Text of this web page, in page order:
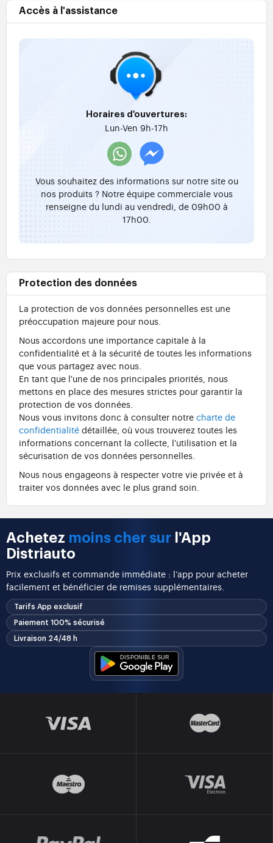
Accès à l'assistance
Horaires d'ouvertures:
Lun-Ven 9h-17h
Vous souhaitez des informations sur notre site ou
nos produits ? Notre équipe commerciale vous
renseigne du lundi au vendredi, de 09h00 à
17h00.
Protection des données
La protection de vos données personnelles est une
préoccupation majeure pour nous.
Nous accordons une importance capitale à la
confidentialité et à la sécurité de toutes les informations
que vous partagez avec nous.
En tant que l'une de nos principales priorités, nous
mettons en place des mesures strictes pour garantir la
protection de vos données.
Nous vous invitons donc à consulter notre charte de
confidentialité détaillée, où vous trouverez toutes les
informations concernant la collecte, l'utilisation et la
sécurisation de vos données personnelles.
Nous nous engageons à respecter votre vie privée et à
traiter vos données avec le plus grand soin.
Achetez moins cher sur l'App
Distriauto
Prix exclusifs et commande immédiate : l’app pour acheter
facilement et bénéficier de remises supplémentaires.
Tarifs App exclusif
Paiement 100% sécurisé
Livraison 24/48 h